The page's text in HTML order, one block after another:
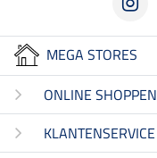
MEGA STORES
ONLINE SHOPPEN
KLANTENSERVICE